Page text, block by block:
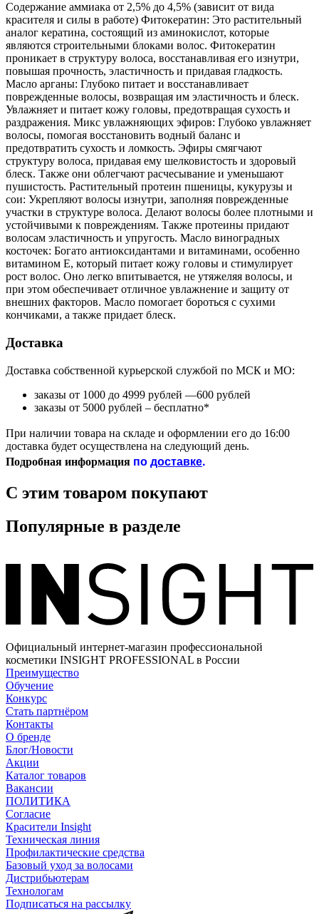
Содержание аммиака от 2,5% до 4,5% (зависит от вида
красителя и силы в работе) Фитокератин: Это растительный
аналог кератина, состоящий из аминокислот, которые
являются строительными блоками волос. Фитокератин
проникает в структуру волоса, восстанавливая его изнутри,
повышая прочность, эластичность и придавая гладкость.
Масло арганы: Глубоко питает и восстанавливает
поврежденные волосы, возвращая им эластичность и блеск.
Увлажняет и питает кожу головы, предотвращая сухость и
раздражения. Микс увлажняющих эфиров: Глубоко увлажняет
волосы, помогая восстановить водный баланс и
предотвратить сухость и ломкость. Эфиры смягчают
структуру волоса, придавая ему шелковистость и здоровый
блеск. Также они облегчают расчесывание и уменьшают
пушистость. Растительный протеин пшеницы, кукурузы и
сои: Укрепляют волосы изнутри, заполняя поврежденные
участки в структуре волоса. Делают волосы более плотными и
устойчивыми к повреждениям. Также протеины придают
волосам эластичность и упругость. Масло виноградных
косточек: Богато антиоксидантами и витаминами, особенно
витамином Е, который питает кожу головы и стимулирует
рост волос. Оно легко впитывается, не утяжеляя волосы, и
при этом обеспечивает отличное увлажнение и защиту от
внешних факторов. Масло помогает бороться с сухими
кончиками, а также придает блеск.
Доставка
Доставка собственной курьерской службой по МСК и МО:
заказы от 1000 до 4999 рублей —600 рублей
заказы от 5000 рублей – бесплатно*
При наличии товара на складе и оформлении его до 16:00
доставка будет осуществлена на следующий день.
Подробная информация подоставке.
С этим товаром покупают
Популярные в разделе
Официальный интернет-магазин профессиональной
косметики INSIGHT PROFESSIONAL в России
Преимущество
Обучение
Конкурс
Стать партнёром
Контакты
О бренде
Блог/Новости
Акции
Каталог товаров
Вакансии
ПОЛИТИКА
Согласие
Краcители Insight
Техническая линия
Профилактические средства
Базовый уход за волосами
Дистрибьютерам
Технологам
Подписаться на рассылку